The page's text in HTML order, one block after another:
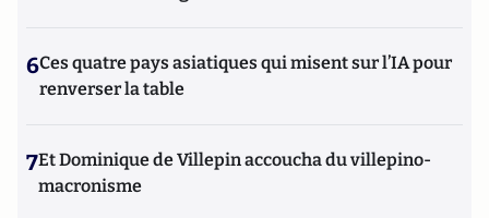
6Ces quatre pays asiatiques qui misent sur l’IA pour
renverser la table
7Et Dominique de Villepin accoucha du villepino-
macronisme